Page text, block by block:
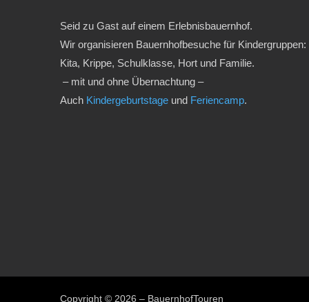
Seid zu Gast auf einem Erlebnisbauernhof.
Wir organisieren Bauernhofbesuche für Kindergruppen:
Kita, Krippe, Schulklasse, Hort und Familie.
– mit und ohne Übernachtung –
Auch Kindergeburtstage und Feriencamp.
Copyright © 2026 – BauernhofTouren